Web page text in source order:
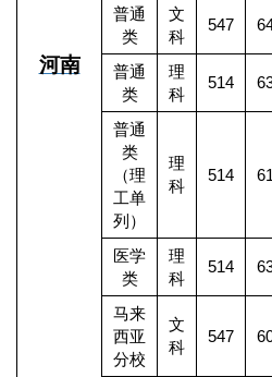
河南
普通
类
文
科
547
普通
类
理
科
514
普通
类
（理
工单
列）
理
科
514
医学
类
理
科
514
马来
西亚
分校
文
科
547